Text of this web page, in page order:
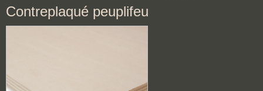
Contreplaqué peuplifeu